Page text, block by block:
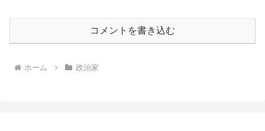
コメントを書き込む
ホーム 政治家